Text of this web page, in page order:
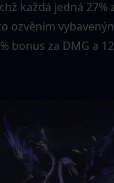
každá jedná 27%
ozvěním
bonus za DMG a